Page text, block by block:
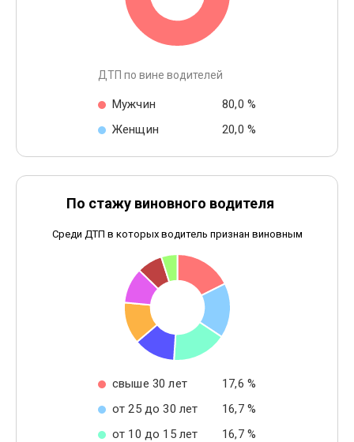
ДТП по вине водителей
Мужчин
80,0 %
Женщин
20,0 %
По стажу виновного водителя
Среди ДТП в которых водитель признан виновным
свыше 30 лет
17,6 %
от 25 до 30 лет
16,7 %
от 10 до 15 лет
16,7 %